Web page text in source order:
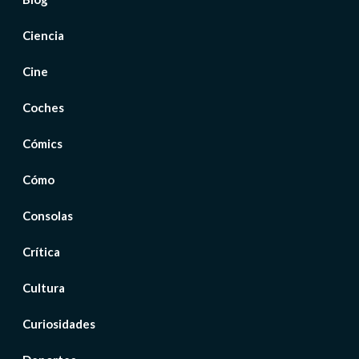
Ciencia
Cine
Coches
Cómics
Cómo
Consolas
Crítica
Cultura
Curiosidades